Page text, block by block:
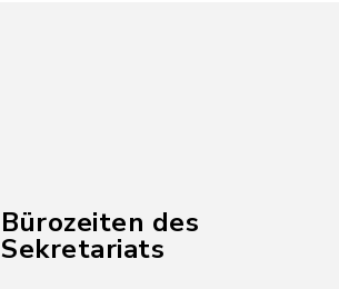
Bürozeiten des
Sekretariats